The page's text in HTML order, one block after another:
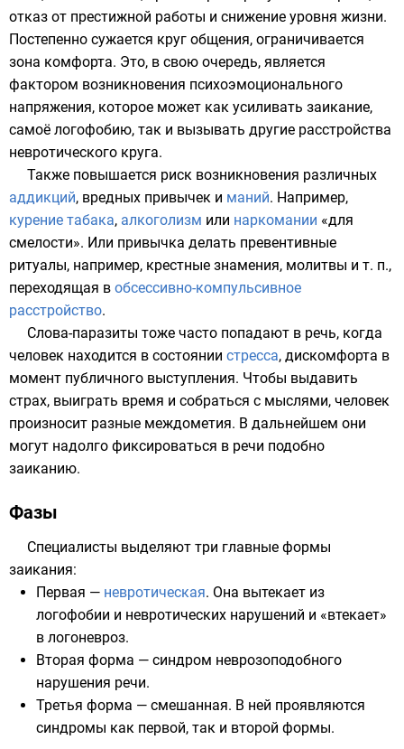
отказ от престижной работы и снижение уровня жизни.
Постепенно сужается круг общения, ограничивается
зона комфорта. Это, в свою очередь, является
фактором возникновения психоэмоционального
напряжения, которое может как усиливать заикание,
самоё логофобию, так и вызывать другие расстройства
невротического круга.
Также повышается риск возникновения различных
аддикций, вредных привычек и маний. Например,
курение табака, алкоголизм или наркомании «для
смелости». Или привычка делать превентивные
ритуалы, например, крестные знамения, молитвы и т. п.,
переходящая в обсессивно-компульсивное
расстройство.
Слова-паразиты тоже часто попадают в речь, когда
человек находится в состоянии стресса, дискомфорта в
момент публичного выступления. Чтобы выдавить
страх, выиграть время и собраться с мыслями, человек
произносит разные междометия. В дальнейшем они
могут надолго фиксироваться в речи подобно
заиканию.
Фазы
Специалисты выделяют три главные формы
заикания:
Первая — невротическая. Она вытекает из
логофобии и невротических нарушений и «втекает»
в логоневроз.
Вторая форма — синдром неврозоподобного
нарушения речи.
Третья форма — смешанная. В ней проявляются
синдромы как первой, так и второй формы.